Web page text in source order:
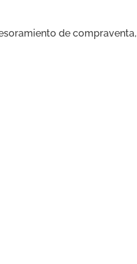
de compraventa,